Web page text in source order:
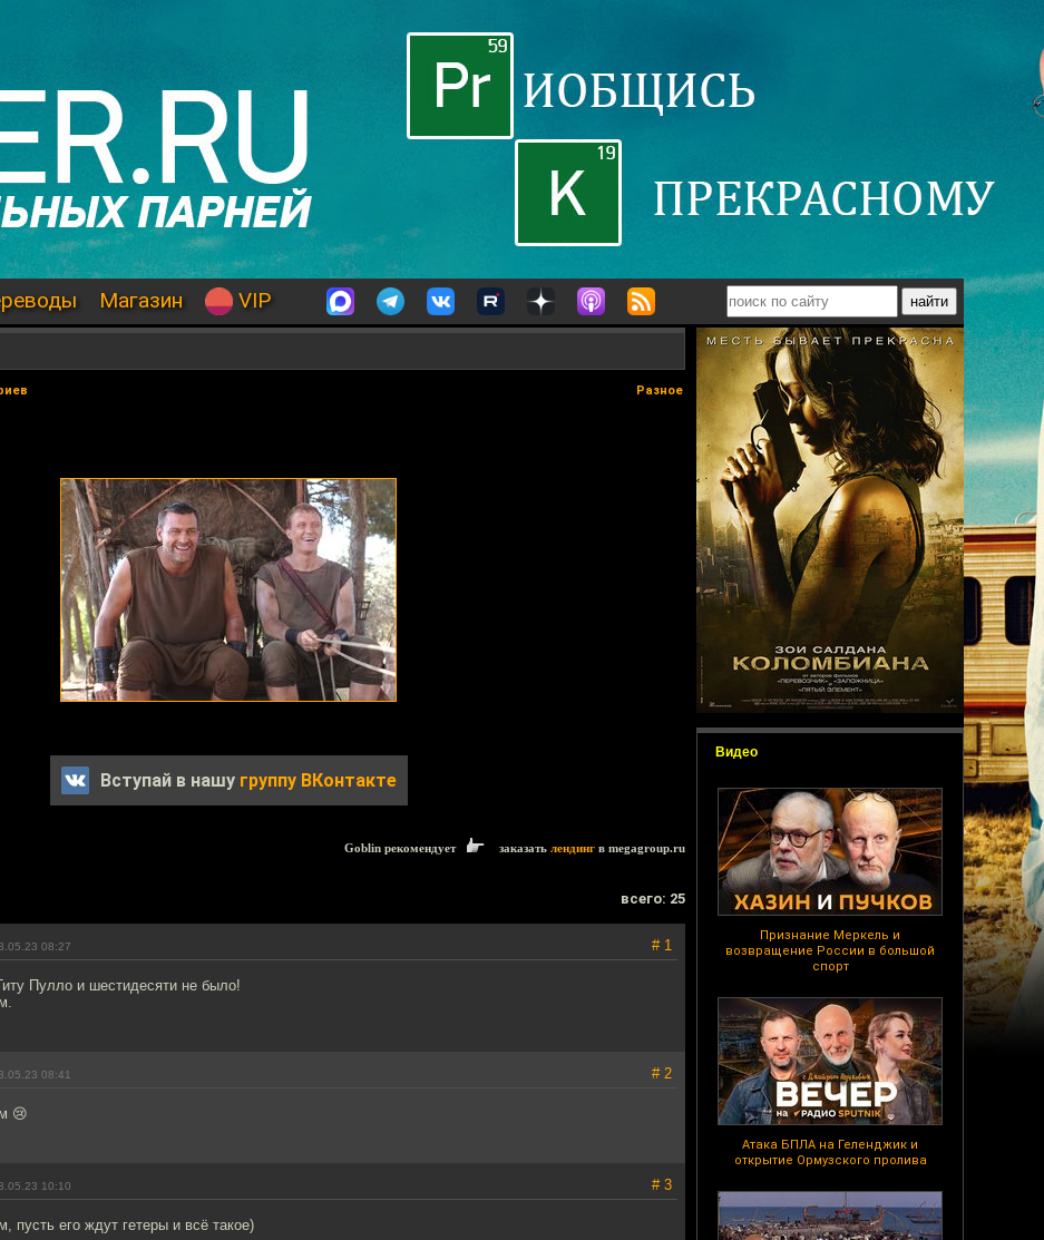
Магазин VIP
Видео
Признание Меркель и
возвращение России в большой
спорт
Атака БПЛА на Геленджик и
открытие Ормузского пролива
Разное
Вступай в нашу группу ВКонтакте
Goblin рекомендует заказать лендинг в megagroup.ru
всего: 25
08:27 # 1
Пулло и шестидесяти не было!
08:41 # 2
😢
10:10 # 3
пусть его ждут гетеры и всё такое)